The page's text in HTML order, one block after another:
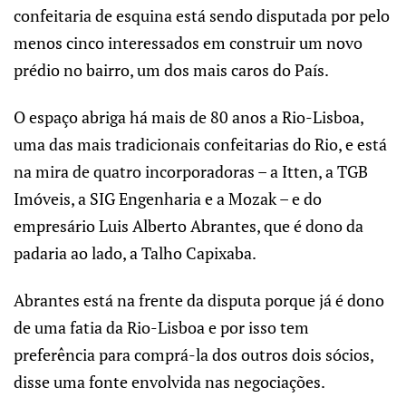
confeitaria de esquina está sendo disputada por pelo
menos cinco interessados em construir um novo
prédio no bairro, um dos mais caros do País.
O espaço abriga há mais de 80 anos a Rio-Lisboa,
uma das mais tradicionais confeitarias do Rio, e está
na mira de quatro incorporadoras – a Itten, a TGB
Imóveis, a SIG Engenharia e a Mozak – e do
empresário Luis Alberto Abrantes, que é dono da
padaria ao lado, a Talho Capixaba.
Abrantes está na frente da disputa porque já é dono
de uma fatia da Rio-Lisboa e por isso tem
preferência para comprá-la dos outros dois sócios,
disse uma fonte envolvida nas negociações.